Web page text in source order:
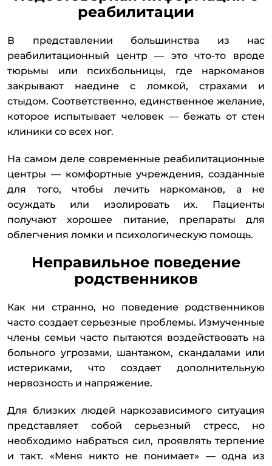
реабилитации
В представлении большинства из нас
реабилитационный центр — это что-то вроде
тюрьмы или психбольницы, где наркоманов
закрывают наедине с ломкой, страхами и
стыдом. Соответственно, единственное желание,
которое испытывает человек — бежать от стен
клиники со всех ног.
На самом деле современные реабилитационные
центры — комфортные учреждения, созданные
для того, чтобы лечить наркоманов, а не
осуждать или изолировать их. Пациенты
получают хорошее питание, препараты для
облегчения ломки и психологическую помощь.
Неправильное поведение
родственников
Как ни странно, но поведение родственников
часто создает серьезные проблемы. Измученные
члены семьи часто пытаются воздействовать на
больного угрозами, шантажом, скандалами или
истериками, что создает дополнительную
нервозность и напряжение.
Для близких людей наркозависимого ситуация
представляет собой серьезный стресс, но
необходимо набраться сил, проявлять терпение
и такт. «Меня никто не понимает» — одна из